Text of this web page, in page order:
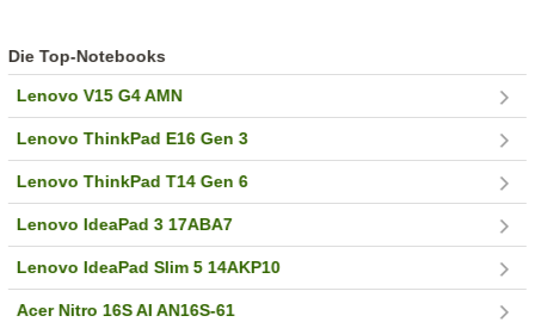
Die Top-Notebooks
Lenovo V15 G4 AMN
Lenovo ThinkPad E16 Gen 3
Lenovo ThinkPad T14 Gen 6
Lenovo IdeaPad 3 17ABA7
Lenovo IdeaPad Slim 5 14AKP10
Acer Nitro 16S AI AN16S-61